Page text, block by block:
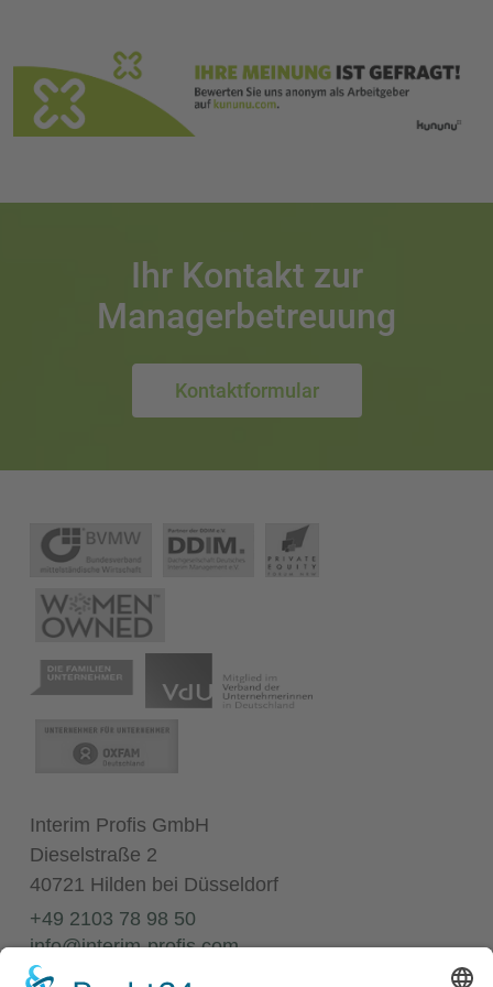
Ihr Kontakt zur
Managerbetreuung
Kontaktformular
Interim Profis GmbH
Dieselstraße 2
40721 Hilden bei Düsseldorf
+49 2103 78 98 50
info@interim-profis.com